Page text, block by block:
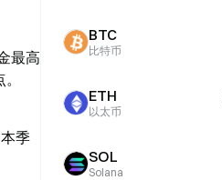
最高
季
BTC
比特币
ETH
以太币
SOL
Solana